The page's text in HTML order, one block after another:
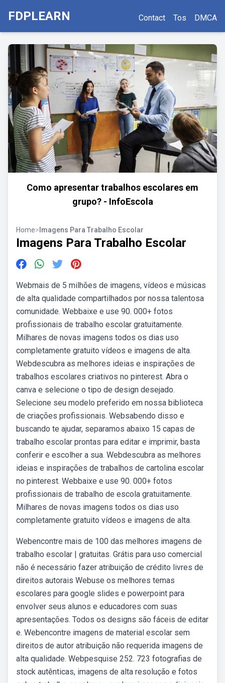
FDPLEARN Contact Tos DMCA
Como apresentar trabalhos escolares em
grupo? - InfoEscola
Home> Imagens Para Trabalho Escolar
Imagens Para Trabalho Escolar
Webmais de 5 milhões de imagens, vídeos e músicas
de alta qualidade compartilhados por nossa talentosa
comunidade. Webbaixe e use 90. 000+ fotos
profissionais de trabalho escolar gratuitamente.
Milhares de novas imagens todos os dias uso
completamente gratuito vídeos e imagens de alta.
Webdescubra as melhores ideias e inspirações de
trabalhos escolares criativos no pinterest. Abra o
canva e selecione o tipo de design desejado.
Selecione seu modelo preferido em nossa biblioteca
de criações profissionais. Websabendo disso e
buscando te ajudar, separamos abaixo 15 capas de
trabalho escolar prontas para editar e imprimir, basta
conferir e escolher a sua. Webdescubra as melhores
ideias e inspirações de trabalhos de cartolina escolar
no pinterest. Webbaixe e use 90. 000+ fotos
profissionais de trabalho de escola gratuitamente.
Milhares de novas imagens todos os dias uso
completamente gratuito vídeos e imagens de alta.
Webencontre mais de 100 das melhores imagens de
trabalho escolar | gratuitas. Grátis para uso comercial
não é necessário fazer atribuição de crédito livres de
direitos autorais Webuse os melhores temas
escolares para google slides e powerpoint para
envolver seus alunos e educadores com suas
apresentações. Todos os designs são fáceis de editar
e. Webencontre imagens de material escolar sem
direitos de autor atribuição não requerida imagens de
alta qualidade. Webpesquise 252. 723 fotografias de
stock autênticas, imagens de alta resolução e fotos